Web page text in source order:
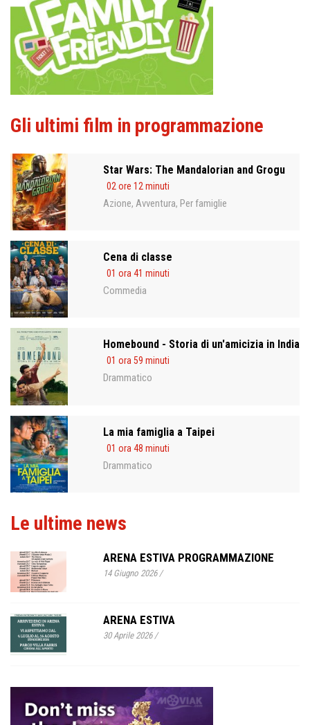
Gli ultimi film in programmazione
Star Wars: The Mandalorian and Grogu
02 ore 12 minuti
Azione, Avventura, Per famiglie
Cena di classe
01 ora 41 minuti
Commedia
Homebound - Storia di un'amicizia in India
01 ora 59 minuti
Drammatico
La mia famiglia a Taipei
01 ora 48 minuti
Drammatico
Le ultime news
ARENA ESTIVA PROGRAMMAZIONE
14 Giugno 2026/
ARENA ESTIVA
30 Aprile 2026/